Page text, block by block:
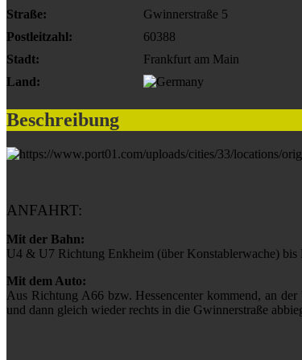
Straße:
Gwinnerstraße 5
Postleitzahl:
60388
Stadt:
Frankfurt am Main
Land:
Beschreibung
ANFAHRT:
Mit der Bahn:
U4 & U7 Richtung Enkheim (über Konstablerwache) bis
Mit dem Auto:
Aus Richtung A66 bzw. Hessencenter kommend, an
und dann gleich wieder rechts in die Gwinnerstraße